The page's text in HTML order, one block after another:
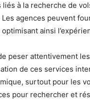
à la recherche de
agences peuvent
ainsi
peser attentivement
de ces services
surtout pour les
pour rechercher et